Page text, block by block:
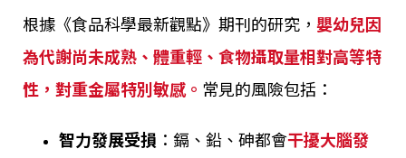
根據《食品科學最新觀點》期刊的研究， 嬰幼兒因
為代謝尚未成熟、體重輕、食物攝取量相對高等特
性，對重金屬特別敏感。 常見的風險包括：
智力發展受損 ：鎘、鉛、砷都會干擾大腦發